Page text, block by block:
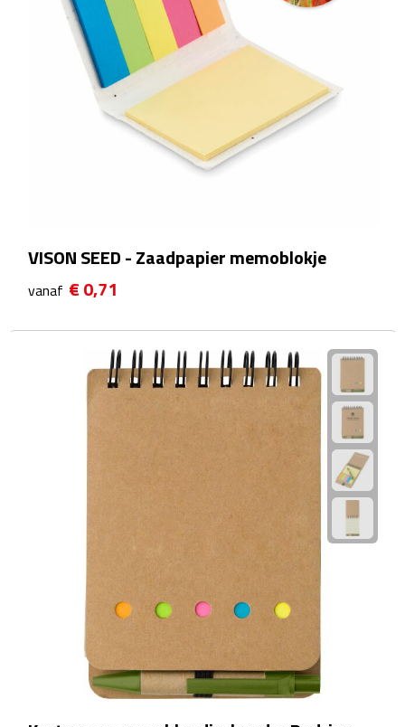
Douchegels
Douche timers
Pantoffels & slippers
Shampoo & conditioners
Damesverzorging
Borstels
Make up tools
Herenverzorging
Scheerapparaten & trimmers
VISON SEED - Zaadpapier memoblokje
vanaf € 0,71